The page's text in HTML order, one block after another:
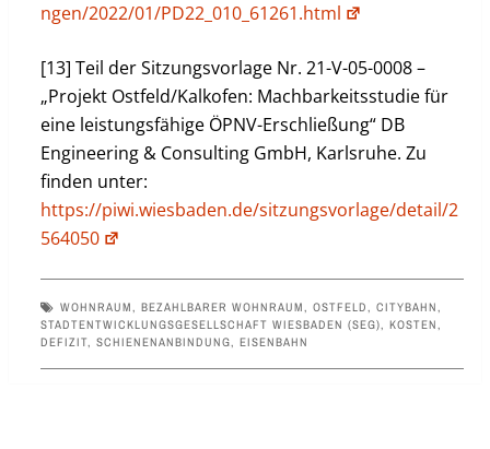
ngen/2022/01/PD22_010_61261.html
[13] Teil der Sitzungsvorlage Nr. 21-V-05-0008 –
„Projekt Ostfeld/Kalkofen: Machbarkeitsstudie für
eine leistungsfähige ÖPNV-Erschließung“ DB
Engineering & Consulting GmbH, Karlsruhe. Zu
finden unter:
https://piwi.wiesbaden.de/sitzungsvorlage/detail/2
564050
WOHNRAUM BEZAHLBARER WOHNRAUM OSTFELD CITYBAHN
STADTENTWICKLUNGSGESELLSCHAFT WIESBADEN (SEG)
KOSTEN
DEFIZIT, SCHIENENANBINDUNG EISENBAHN